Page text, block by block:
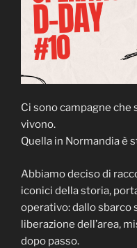
Ci sono campagne che
vivono.
Quella in Normandia è
Abbiamo deciso di
iconici della storia,
operativo: dallo sbarco
liberazione dell’area,
dopo passo.